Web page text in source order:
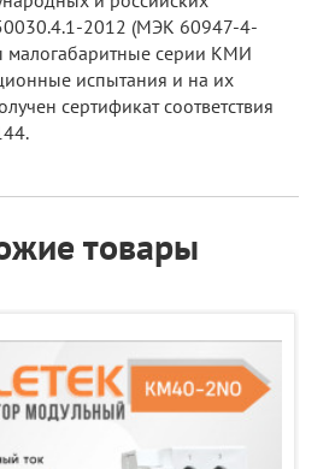
2012 (МЭК 60947-4-
малогабаритные серии КМИ
испытания и на их
сертификат соответствия
товары